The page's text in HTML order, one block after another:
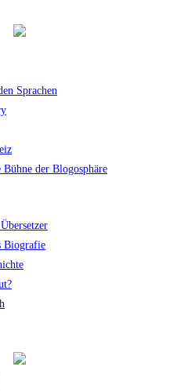
Sprachen
der Blogosphäre
Biografie